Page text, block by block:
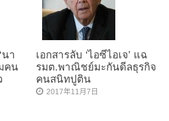
า
คน
เอกสารลับ ‘ไอซีไอเจ’ แฉ
รมต.พาณิชย์มะกันดีลธุรกิจ
คนสนิทปูติน
2017年11月7日